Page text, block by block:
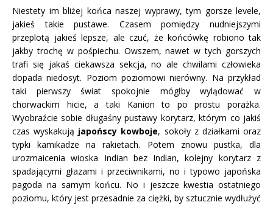
Niestety im bliżej końca naszej wyprawy, tym gorsze levele,
jakieś takie pustawe. Czasem pomiędzy nudniejszymi
przeplotą jakieś lepsze, ale czuć, że końcówkę robiono tak
jakby trochę w pośpiechu. Owszem, nawet w tych gorszych
trafi się jakaś ciekawsza sekcja, no ale chwilami człowieka
dopada niedosyt. Poziom poziomowi nierówny. Na przykład
taki pierwszy świat spokojnie mógłby wylądować w
chorwackim hicie, a taki Kanion to po prostu porażka.
Wyobraźcie sobie długaśny pustawy korytarz, którym co jakiś
czas wyskakują japońscy kowboje, sokoły z działkami oraz
typki kamikadze na rakietach. Potem znowu pustka, dla
urozmaicenia wioska Indian bez Indian, kolejny korytarz z
spadającymi głazami i przeciwnikami, no i typowo japońska
pagoda na samym końcu. No i jeszcze kwestia ostatniego
poziomu, który jest przesadnie za ciężki, by sztucznie wydłużyć